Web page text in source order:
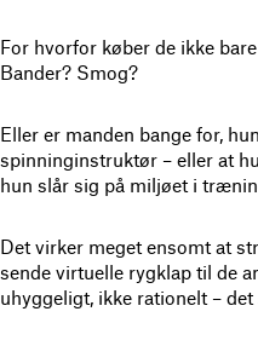
For hvorfor køber de ikke
Bander? Smog?
Eller er manden bange for,
spinninginstruktør – eller at
hun slår sig på miljøet i
Det virker meget ensomt at
sende virtuelle rygklap til de
uhyggeligt, ikke rationelt –